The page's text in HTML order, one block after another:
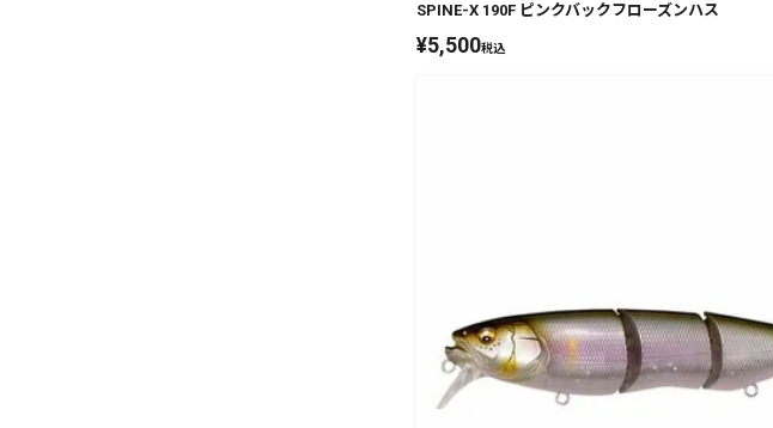
SPINE-X 190F ピンクバックフローズンハス
¥5,500税込